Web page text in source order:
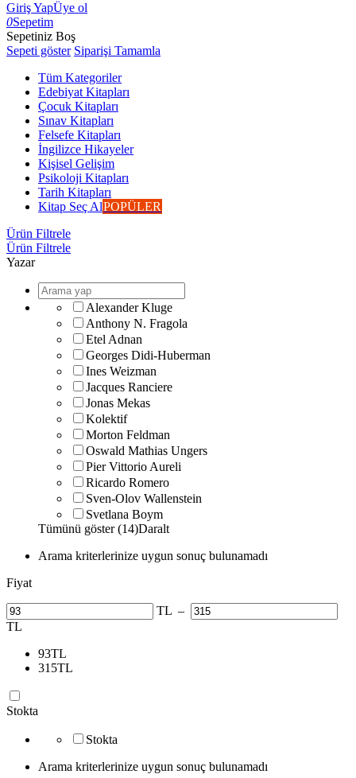
Giriş YapÜye ol
0Sepetim
Sepetiniz Boş
Sepeti göster Siparişi Tamamla
Tüm Kategoriler
Edebiyat Kitapları
Çocuk Kitapları
Sınav Kitapları
Felsefe Kitapları
İngilizce Hikayeler
Kişisel Gelişim
Psikoloji Kitapları
Tarih Kitapları
Kitap Seç AlPOPÜLER
Ürün Filtrele
Ürün Filtrele
Yazar
Alexander Kluge
Anthony N. Fragola
Etel Adnan
Georges Didi-Huberman
Ines Weizman
Jacques Ranciere
Jonas Mekas
Kolektif
Morton Feldman
Oswald Mathias Ungers
Pier Vittorio Aureli
Ricardo Romero
Sven-Olov Wallenstein
Svetlana Boym
Tümünü göster (14)Daralt
Arama kriterlerinize uygun sonuç bulunamadı
Fiyat
TL –
TL
93TL
315TL
Stokta
Stokta
Arama kriterlerinize uygun sonuç bulunamadı